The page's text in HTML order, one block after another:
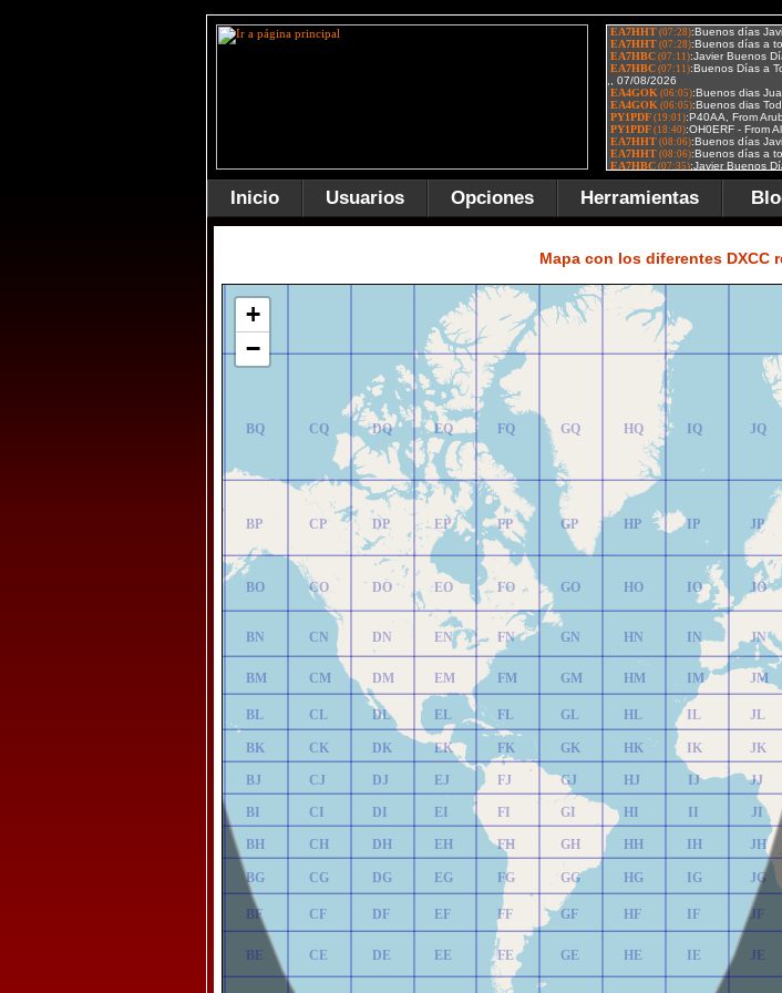
Inicio Usuarios Opciones Herramientas
Mapa con los diferentes DXCC
BE
BF
BG
BH
BI
BJ
BK
BL
BM
BN
BO
BP
BQ
BR
CE
CF
CG
CH
CI
CJ
CK
CL
CM
CN
CO
CP
CQ
CR
DE
DF
DG
DH
DI
DJ
DK
DL
DM
DN
DO
DP
DQ
DR
EE
EF
EG
EH
EI
EJ
EK
EL
EM
EN
EO
EP
EQ
ER
FE
FF
FG
FH
FI
FJ
FK
FL
FM
FN
FO
FP
FQ
FR
GE
GF
GG
GH
GI
GJ
GK
GL
GM
GN
GO
GP
GQ
GR
HE
HF
HG
HH
HI
HJ
HK
HL
HM
HN
HO
HP
HQ
HR
IE
IF
IG
IH
II
IJ
IK
IL
IM
IN
IO
IP
IQ
IR
JE
JF
JG
JH
JI
JJ
JK
JL
JM
JN
JO
JP
JQ
JR
+
−